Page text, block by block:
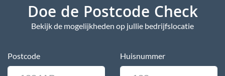
Doe de Postcode Check
Bekijk de mogelijkheden op jullie bedrijfslocatie
Postcode Huisnummer